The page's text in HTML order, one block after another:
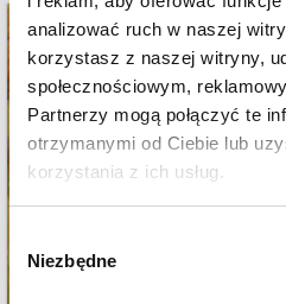
analizować ruch w naszej
korzystasz z naszej witryny,
społecznościowym,
Partnerzy mogą połączyć te
otrzymanymi od Ciebie lub
korzystania z ich usług.
zgody
Niezbędne